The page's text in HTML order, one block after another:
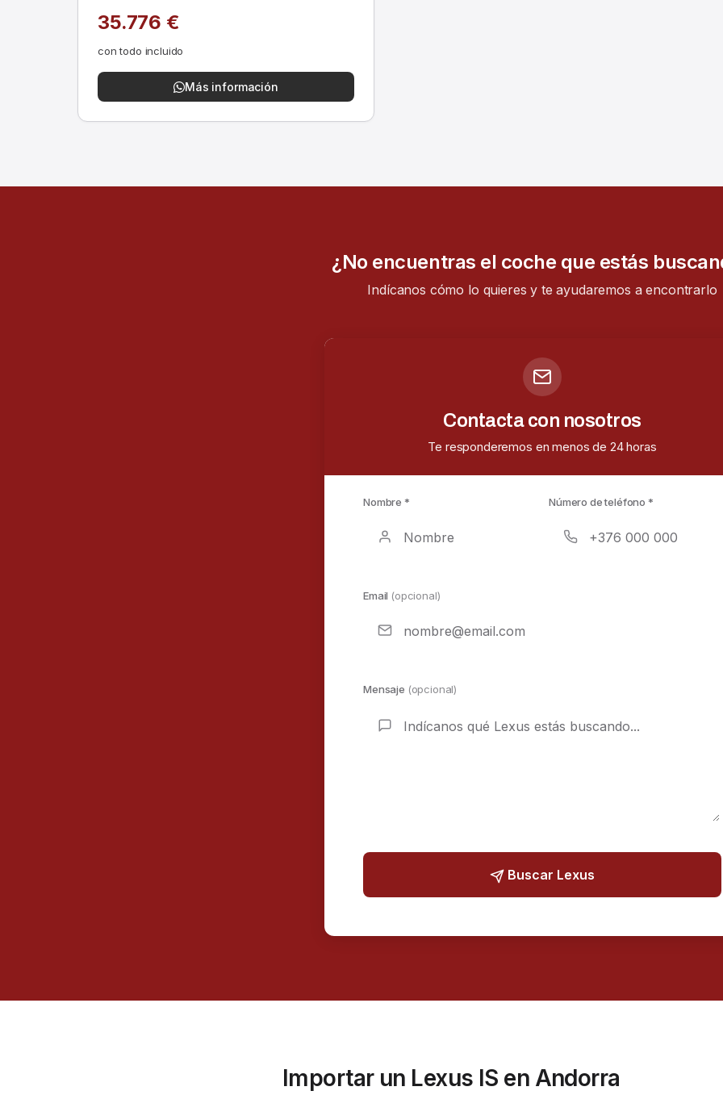
35.776 €
con todo incluido
Más información
¿No encuentras el coche que estás
Indícanos cómo lo quieres y te ayudaremos a encontrarlo
Contacta con nosotros
Te responderemos en menos de 24 horas
Nombre * Número de teléfono *
Email (opcional)
Mensaje (opcional)
Buscar Lexus
Importar un Lexus IS en Andorra